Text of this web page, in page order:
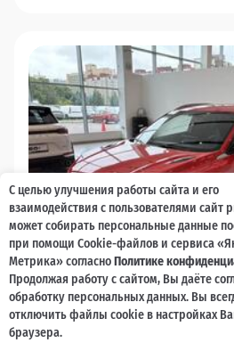
2026
С целью улучшения работы сайта и его
взаимодействия с пользователями сайт
может собирать персональные данные
при помощи Cookie-файлов и сервиса
Метрика» согласноПолитике
Продолжая работу с сайтом, Вы даёте
обработку персональных данных. Вы
отключить файлы cookie в настройках
браузера.